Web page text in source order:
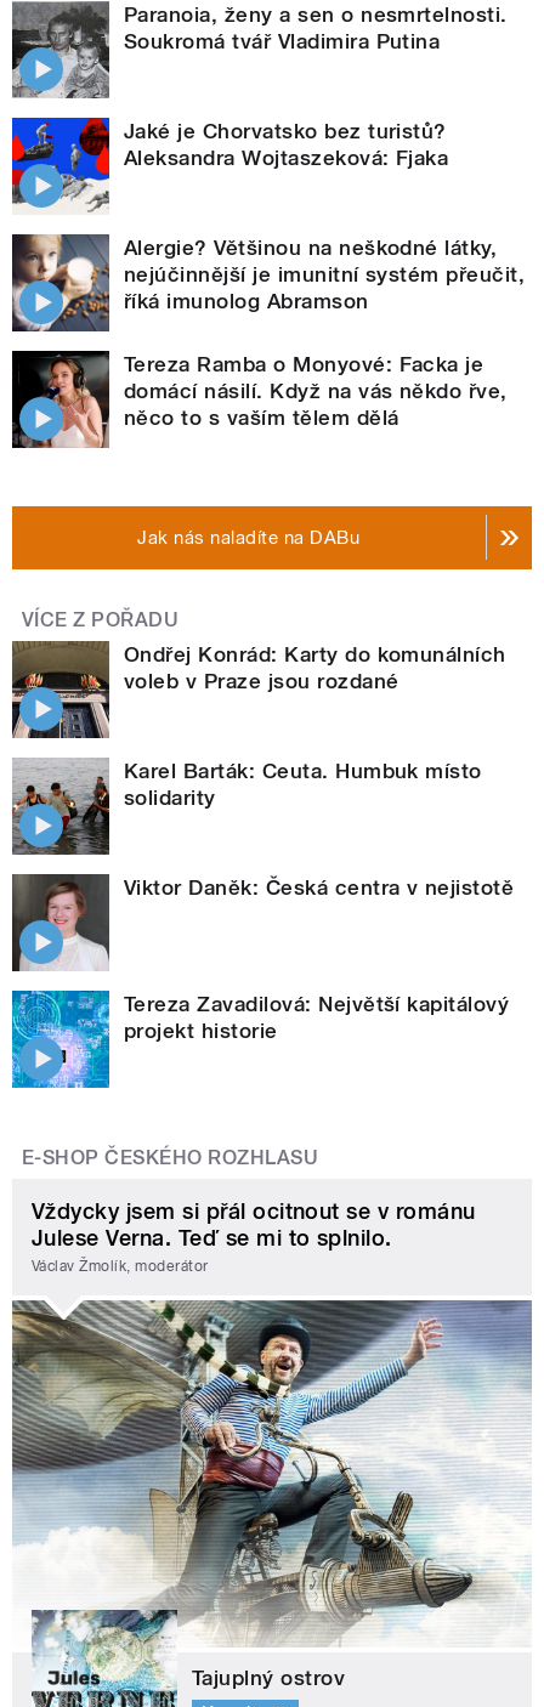
Paranoia, ženy a sen o nesmrtelnosti.
Soukromá tvář Vladimira Putina
Jaké je Chorvatsko bez turistů?
Aleksandra Wojtaszeková: Fjaka
Alergie? Většinou na neškodné látky,
nejúčinnější je imunitní systém přeučit,
říká imunolog Abramson
Tereza Ramba o Monyové: Facka je
domácí násilí. Když na vás někdo řve,
něco to s vaším tělem dělá
Jak nás naladíte na DABu
VÍCE Z POŘADU
Ondřej Konrád: Karty do komunálních
voleb v Praze jsou rozdané
Karel Barták: Ceuta. Humbuk místo
solidarity
Viktor Daněk: Česká centra v nejistotě
Tereza Zavadilová: Největší kapitálový
projekt historie
E-SHOP ČESKÉHO ROZHLASU
Vždycky jsem si přál ocitnout se v románu
Julese Verna. Teď se mi to splnilo.
Václav Žmolík, moderátor
Tajuplný ostrov